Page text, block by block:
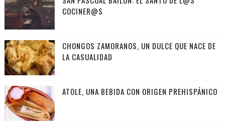
COCINER@S
CHONGOS ZAMORANOS, UN DULCE QUE NACE DE
LA CASUALIDAD
ATOLE, UNA BEBIDA CON ORIGEN PREHISPÁNICO